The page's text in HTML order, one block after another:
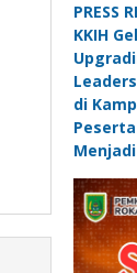
PRESS
KKIH
di